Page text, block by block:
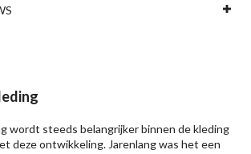
wordt steeds belangrijker binnen de kleding
deze ontwikkeling. Jarenlang was het een